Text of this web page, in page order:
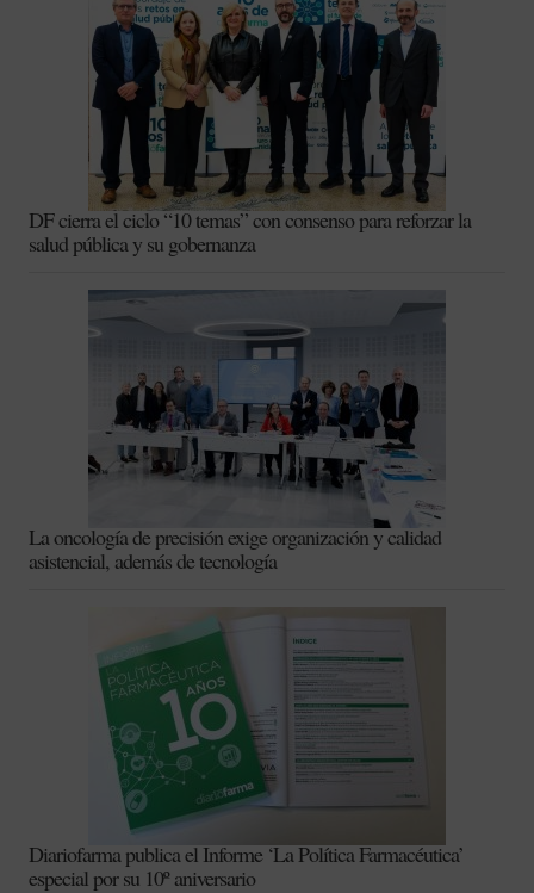
DF cierra el ciclo “10 temas” con consenso para reforzar la
salud pública y su gobernanza
La oncología de precisión exige organización y calidad
asistencial, además de tecnología
Diariofarma publica el Informe ‘La Política Farmacéutica’
especial por su 10º aniversario